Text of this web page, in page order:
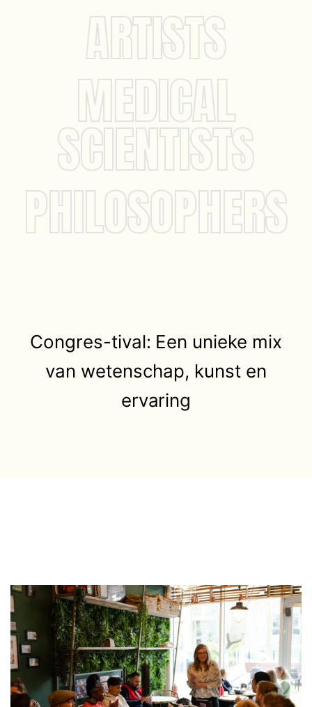
ARTISTS
MEDICAL
SCIENTISTS
PHILOSOPHERS
Congres-tival: Een unieke mix
van wetenschap, kunst en
ervaring